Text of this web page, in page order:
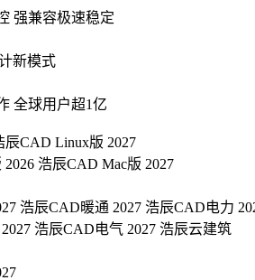
强兼容极速稳定
新模式
全球用户超1亿
辰CAD Linux版 2027
2026 浩辰CAD Mac版 2027
浩辰CAD暖通 2027 浩辰CAD电力
浩辰CAD电气 2027 浩辰云建筑